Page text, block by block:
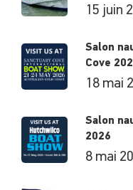
15 juin
Salon
Cove
18 mai
Salon
2026
8 mai